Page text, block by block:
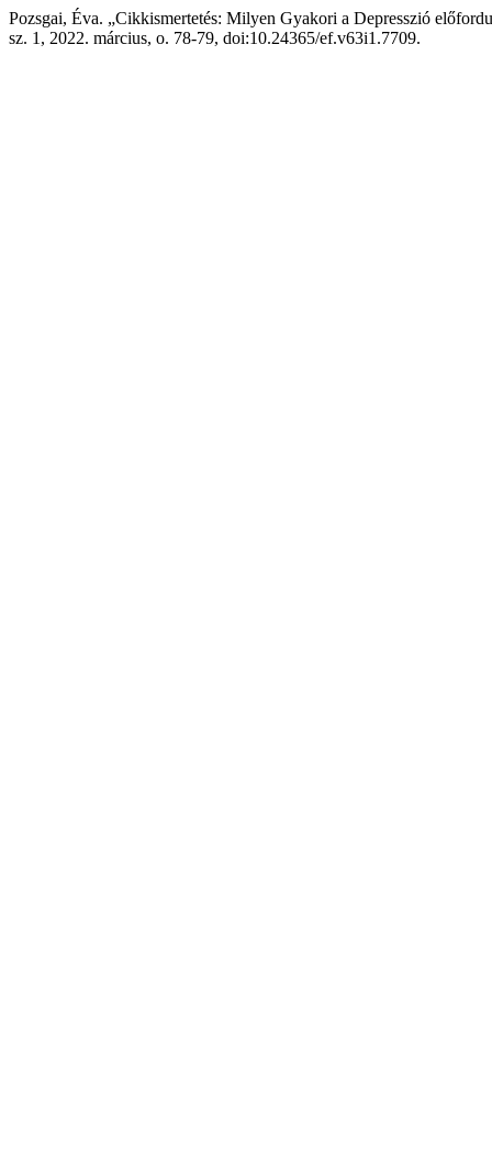
Pozsgai, Éva. „Cikkismertetés: Milyen Gyakori a Depresszió
sz. 1, 2022. március, o. 78-79, doi:10.24365/ef.v63i1.7709.